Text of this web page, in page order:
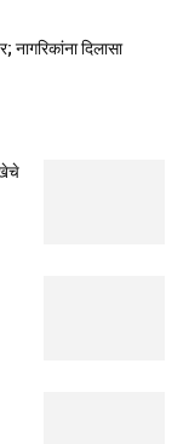
नागरिकांना दिलासा